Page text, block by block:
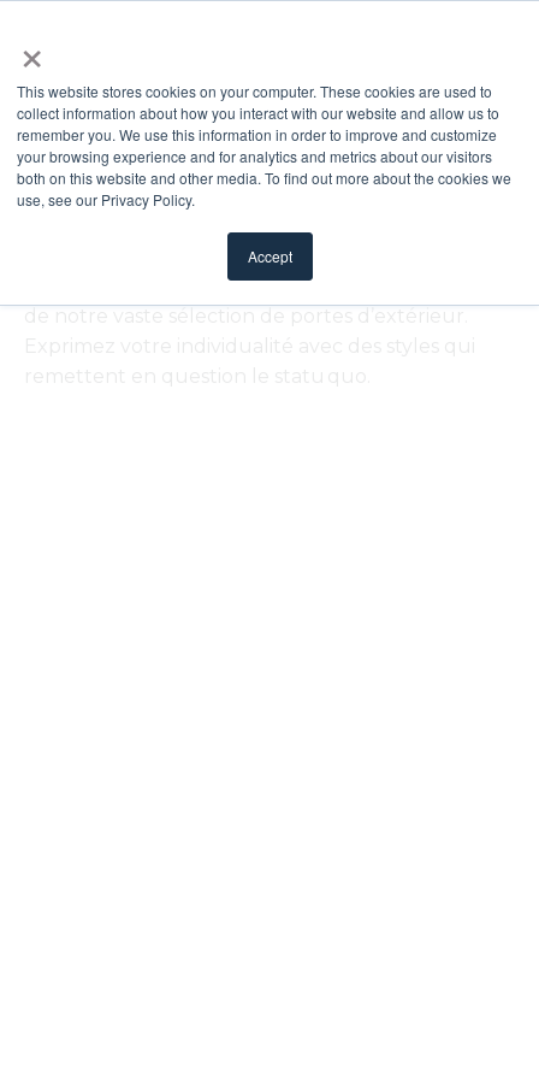
×
This website stores cookies on your computer. These cookies are used to
collect information about how you interact with our website and allow us to
remember you. We use this information in order to improve and customize
your browsing experience and for analytics and metrics about our visitors
both on this website and other media. To find out more about the cookies we
use, see our Privacy Policy.
Accept
LE STYLE, À VOTRE PORTE
Portes
La qualité de l’artisanat, la durabilité et la
conception novatrice sont les traits caractéristiques